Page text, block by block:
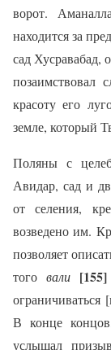
ворот.
находится за
сад Хусравабад,
красоту его
земле, который
Поляны с
Авидар, сад и
от селения,
возведено им.
позволяет
того вали [155]
В конце
услышал